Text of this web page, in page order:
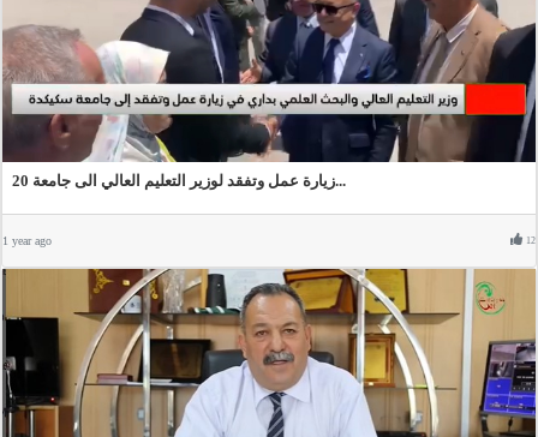
زيارة عمل وتفقد لوزير التعليم العالي الى جامعة 20...
1 year ago 12